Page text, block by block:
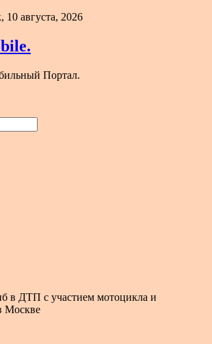
10 августа, 2026
Портал.
в ДТП с участием мотоцикла и
Москве